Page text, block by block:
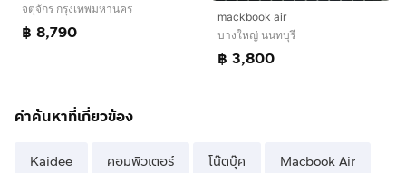
จตุจักร กรุงเทพมหานคร
฿ 8,790
mackbook air
บางใหญ่ นนทบุรี
฿ 3,800
คำค้นหาที่เกี่ยวข้อง
Kaidee คอมพิวเตอร์ โน๊ตบุ๊ค Macbook Air